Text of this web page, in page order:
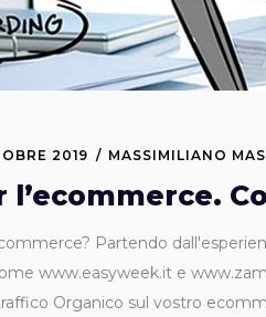
2019 MASSIMILIANO
l’ecommerce.
Partendo
www.easyweek.it e
Organico sul vostro